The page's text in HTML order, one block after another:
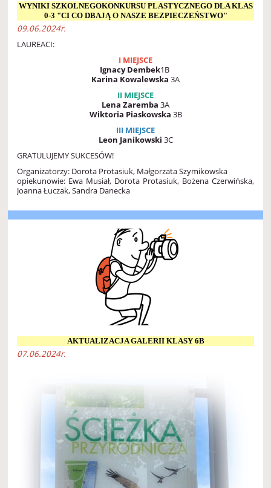
WYNIKI SZKOLNEGOKONKURSU PLASTYCZNEGO DLA KLAS
0-3 "CI CO DBAJĄ O NASZE BEZPIECZEŃSTWO"
09.06.2024r.
LAUREACI:
I MIEJSCE
Ignacy Dembek1B
Karina Kowalewska 3A
II MIEJSCE
Lena Zaremba 3A
Wiktoria Piaskowska 3B
III MIEJSCE
Leon Janikowski 3C
GRATULUJEMY SUKCESÓW!
Organizatorzy: Dorota Protasiuk, Małgorzata Szymikowska
opiekunowie: Ewa Musiał, Dorota Protasiuk, Bożena Czerwińska,
Joanna Łuczak, Sandra Danecka
AKTUALIZACJA GALERII KLASY 6B
07.06.2024r.